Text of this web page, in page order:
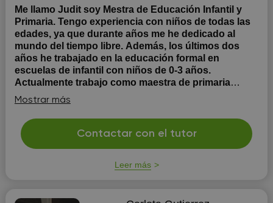
Me llamo Judit soy Mestra de Educación Infantil y
Primaria. Tengo experiencia con niños de todas las
edades, ya que durante años me he dedicado al
mundo del tiempo libre. Además, los últimos dos
años he trabajado en la educación formal en
escuelas de infantil con niños de 0-3 años.
Actualmente trabajo como maestra de primaria
media jornada.
aprendizaje inovadoras
Mostrar más
Contactar con el tutor
Leer más